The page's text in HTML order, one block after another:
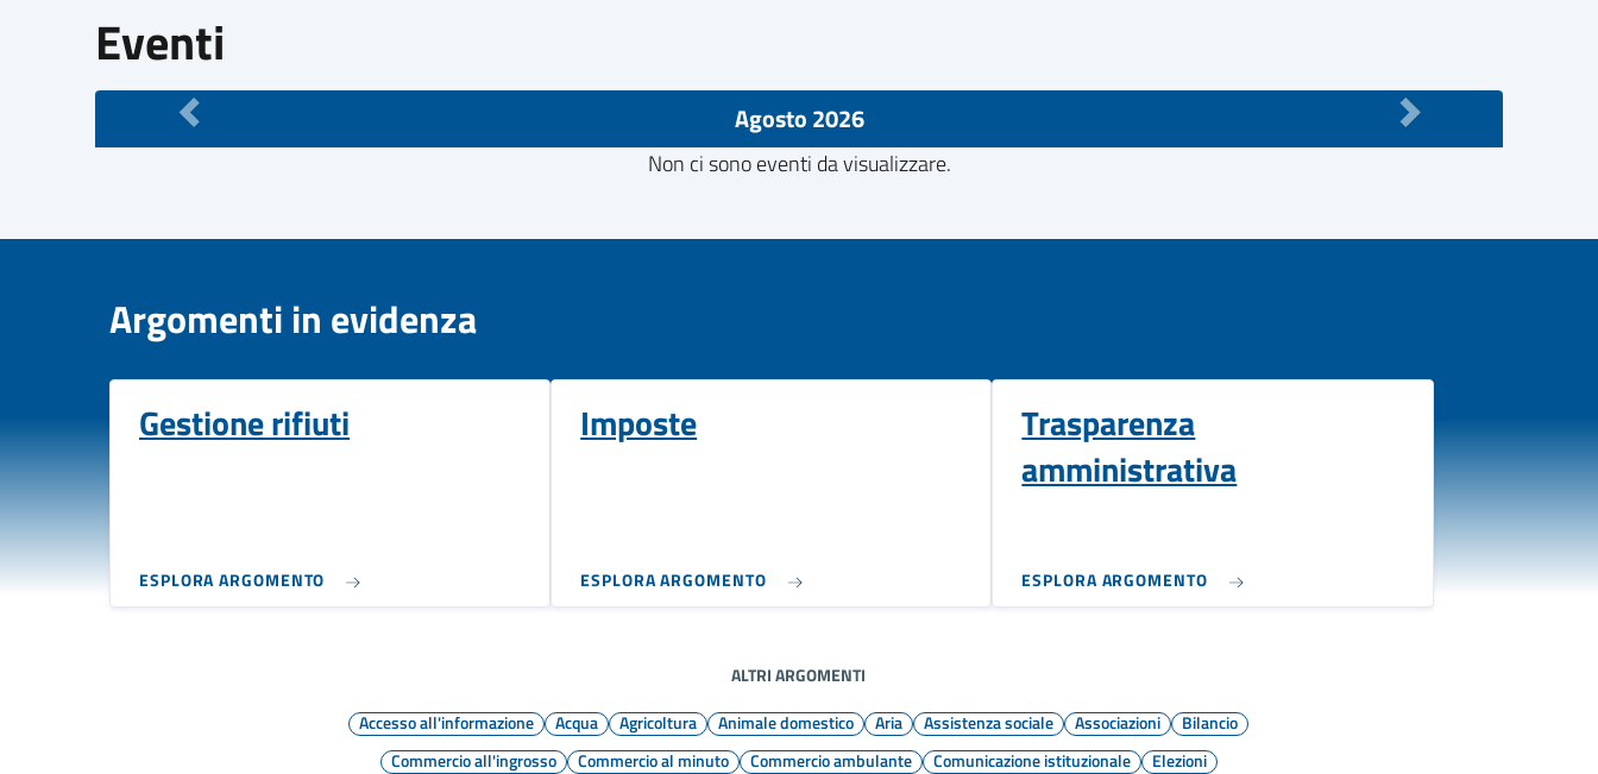
Eventi
Agosto 2026
Non ci sono eventi da visualizzare.
Argomenti in evidenza
Gestione rifiuti
ESPLORA ARGOMENTO
Imposte
ESPLORA ARGOMENTO
Trasparenza
amministrativa
ESPLORA ARGOMENTO
ALTRI ARGOMENTI
Accesso all'informazione
Acqua Agricoltura Animale domestico Aria Assistenza sociale Associazioni
Bilancio
Commercio all'ingrosso
Commercio al minuto Commercio ambulante Comunicazione istituzionale
Elezioni